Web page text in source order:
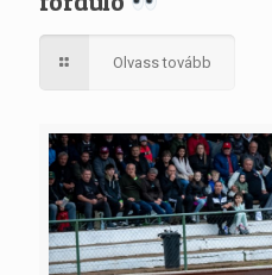
Olvass tovább